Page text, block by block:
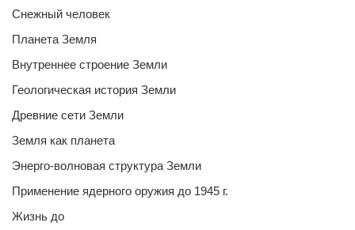
Снежный человек
Планета Земля
Внутреннее строение Земли
Геологическая история Земли
Древние сети Земли
Земля как планета
Энерго-волновая структура Земли
Применение ядерного оружия до 1945 г.
Жизнь до